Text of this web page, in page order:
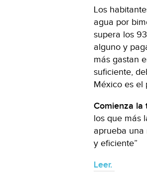
Los
agua por
supera los
alguno y
más gastan
suficiente,
México es el
Comienza la
los que más
aprueba una
y eficiente”
Leer.